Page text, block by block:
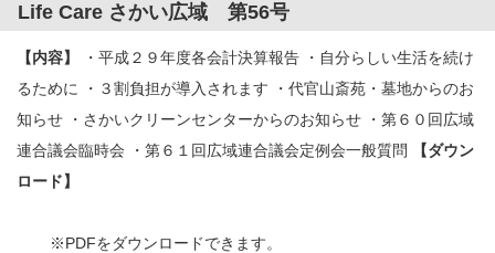
Life Care さかい広域 第56号
【内容】
・平成２９年度各会計決算報告 ・自分らしい生活を続け
るために ・３割負担が導入されます ・代官山斎苑・墓地からのお
知らせ ・さかいクリーンセンターからのお知らせ ・第６０回広域
連合議会臨時会 ・第６１回広域連合議会定例会一般質問
【ダウン
ロード】
※PDFをダウンロードできます。